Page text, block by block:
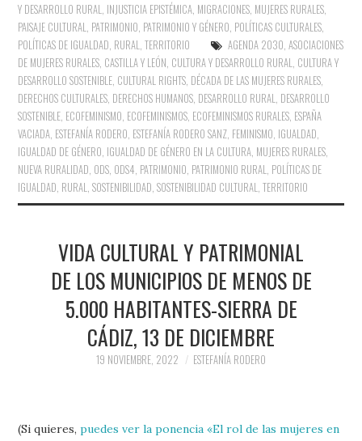
Y DESARROLLO RURAL, INJUSTICIA EPISTÉMICA, MIGRACIONES, MUJERES RURALES,
PAISAJE CULTURAL, PATRIMONIO, PATRIMONIO Y GÉNERO, POLÍTICAS CULTURALES,
POLÍTICAS DE IGUALDAD, RURAL,TERRITORIO AGENDA 2030, ASOCIACIONES
DE MUJERES RURALES, CASTILLA Y LEÓN, CULTURA Y DESARROLLO RURAL, CULTURA Y
DESARROLLO SOSTENIBLE, CULTURAL RIGHTS, DÉCADA DE LAS MUJERES RURALES,
DERECHOS CULTURALES, DERECHOS HUMANOS, DESARROLLO RURAL, DESARROLLO
SOSTENIBLE, ECOFEMINISMO, ECOFEMINISMOS, ECOFEMINISMOS RURALES, ESPAÑA
VACIADA, ESTEFANÍA RODERO, ESTEFANÍA RODERO SANZ, FEMINISMO, IGUALDAD,
IGUALDAD DE GÉNERO, IGUALDAD DE GÉNERO EN LA CULTURA, MUJERES RURALES,
NUEVA RURALIDAD, ODS, ODS4, PATRIMONIO, PATRIMONIO RURAL, POLÍTICAS DE
IGUALDAD, RURAL,SOSTENIBILIDAD,SOSTENIBILIDAD CULTURAL,TERRITORIO
VIDA CULTURAL Y PATRIMONIAL
DE LOS MUNICIPIOS DE MENOS DE
5.000 HABITANTES-SIERRA DE
CÁDIZ, 13 DE DICIEMBRE
19 NOVIEMBRE, 2022 ESTEFANÍA RODERO
(Si quieres,puedes ver la ponencia «El rol de las mujeres en